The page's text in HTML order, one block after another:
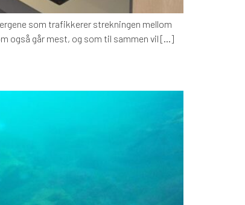
som trafikkerer strekningen mellom
også går mest, og som til sammen vil […]